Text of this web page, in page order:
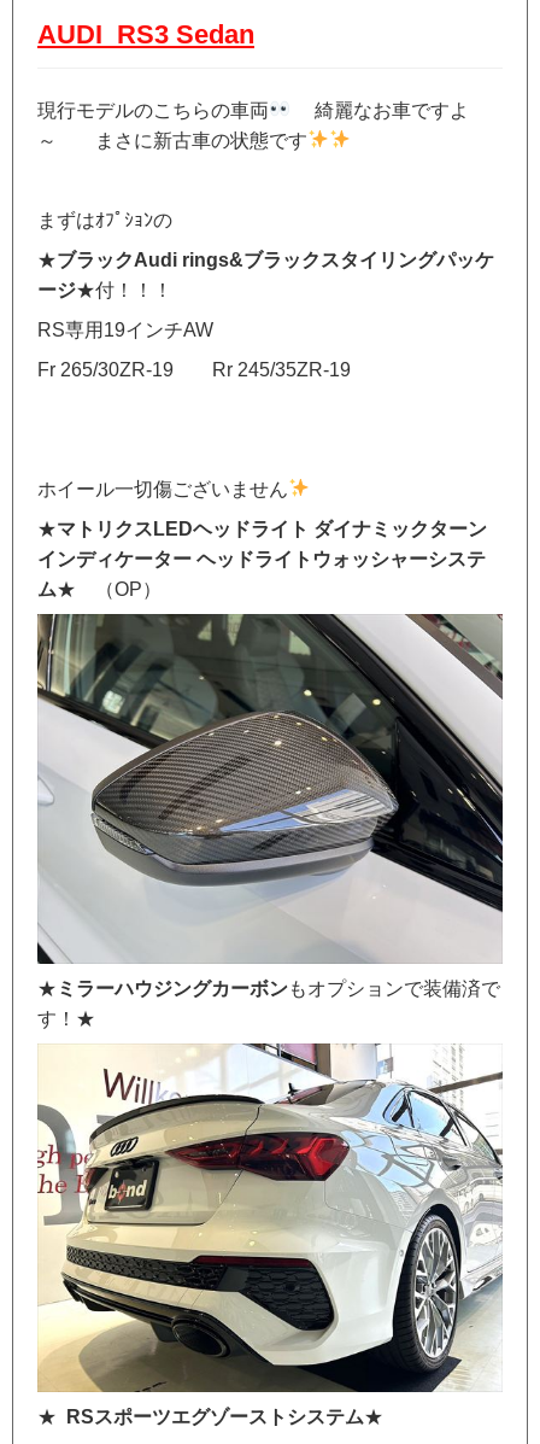
AUDI RS3 Sedan
現行モデルのこちらの車両
綺麗なお車ですよ
～ まさに新古車の状態です
まずはｵﾌﾟｼｮﾝの
★ブラックAudi rings&ブラックスタイリングパッケ
ージ★付！！！
RS専用19インチAW
Fr 265/30ZR-19 Rr 245/35ZR-19
ホイール一切傷ございません
★マトリクスLEDヘッドライト ダイナミックターン
インディケーター ヘッドライトウォッシャーシステ
ム★ （OP）
★ ミラーハウジングカーボンもオプションで装備済で
す！★
★ RSスポーツエグゾーストシステム★